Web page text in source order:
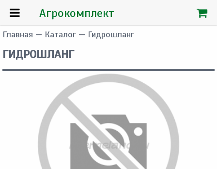
Главная — Каталог — Гидрошланг
ГИДРОШЛАНГ
Агрокомплект